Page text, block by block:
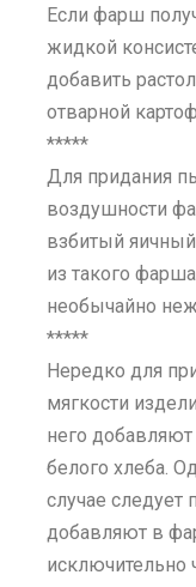
Если фарш
жидкой
добавить
отварной
*****
Для придания
воздушности
взбитый
из такого
необычайно
*****
Нередко для
мягкости
него
белого хлеба.
случае следует
добавляют в
исключительно